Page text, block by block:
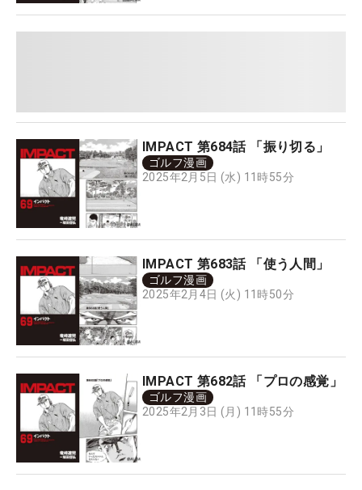
IMPACT 第684話 「振り切る」
ゴルフ漫画
2025年2月5日 (水) 11時55分
IMPACT 第683話 「使う人間」
ゴルフ漫画
2025年2月4日 (火) 11時50分
IMPACT 第682話 「プロの感覚」
ゴルフ漫画
2025年2月3日 (月) 11時55分